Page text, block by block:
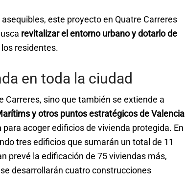
este proyecto en Quatre Carreres
revitalizar el entorno urbano y dotarlo de
residentes.
en toda la ciudad
Carreres, sino que también se extiende a
y otros puntos estratégicos de Valencia
acoger edificios de vivienda protegida. En
tres edificios que sumarán un total de 11
prevé la edificación de 75 viviendas más,
desarrollarán cuatro construcciones